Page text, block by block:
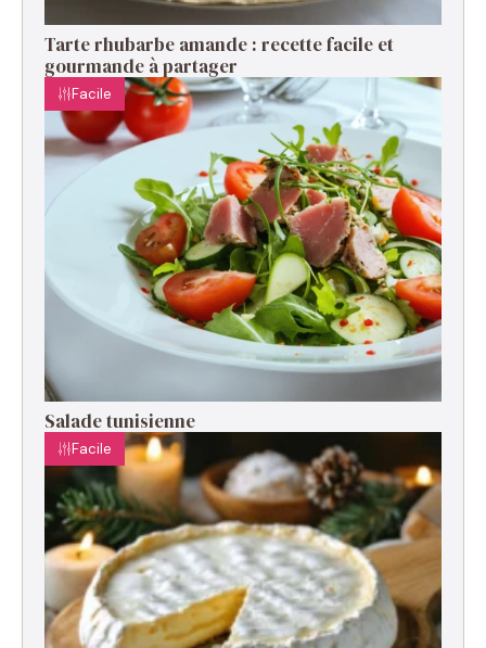
Tarte rhubarbe amande : recette facile et
gourmande à partager
Facile
Salade tunisienne
Facile